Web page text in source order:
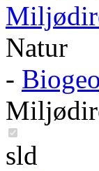
Natur
-
sld